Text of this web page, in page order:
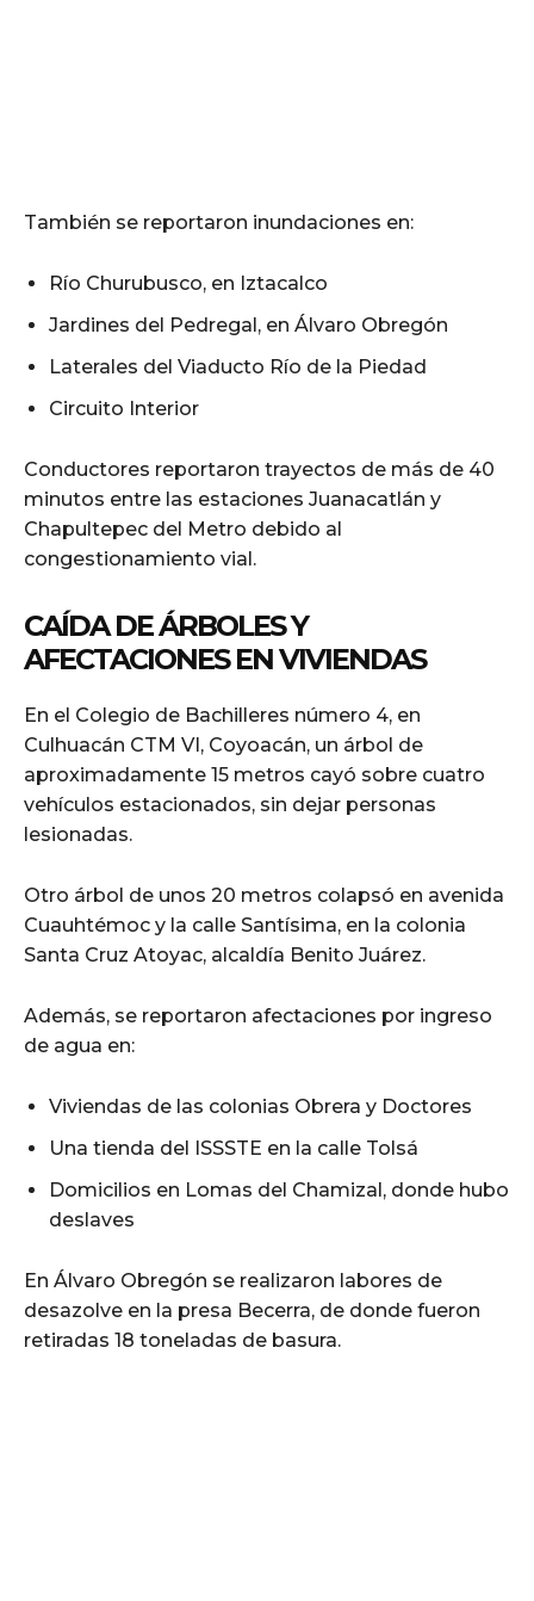
También se reportaron inundaciones en:
Río Churubusco, en Iztacalco
Jardines del Pedregal, en Álvaro Obregón
Laterales del Viaducto Río de la Piedad
Circuito Interior
Conductores reportaron trayectos de más de 40
minutos entre las estaciones Juanacatlán y
Chapultepec del Metro debido al
congestionamiento vial.
CAÍDA DE ÁRBOLES Y
AFECTACIONES EN VIVIENDAS
En el Colegio de Bachilleres número 4, en
Culhuacán CTM VI, Coyoacán, un árbol de
aproximadamente 15 metros cayó sobre cuatro
vehículos estacionados, sin dejar personas
lesionadas.
Otro árbol de unos 20 metros colapsó en avenida
Cuauhtémoc y la calle Santísima, en la colonia
Santa Cruz Atoyac, alcaldía Benito Juárez.
Además, se reportaron afectaciones por ingreso
de agua en:
Viviendas de las colonias Obrera y Doctores
Una tienda del ISSSTE en la calle Tolsá
Domicilios en Lomas del Chamizal, donde hubo
deslaves
En Álvaro Obregón se realizaron labores de
desazolve en la presa Becerra, de donde fueron
retiradas 18 toneladas de basura.